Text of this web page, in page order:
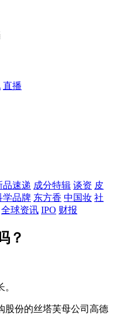
直播
品速递 成分特辑 谈资 皮
学品牌 东方香 中国妆 社
全球资讯 IPO 财报
？
股份的丝塔芙母公司高德